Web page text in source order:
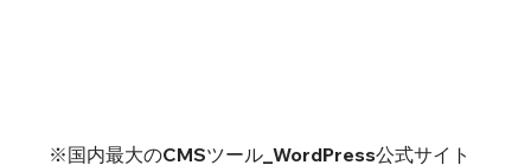
※国内最大のCMSツール_WordPress公式サイト